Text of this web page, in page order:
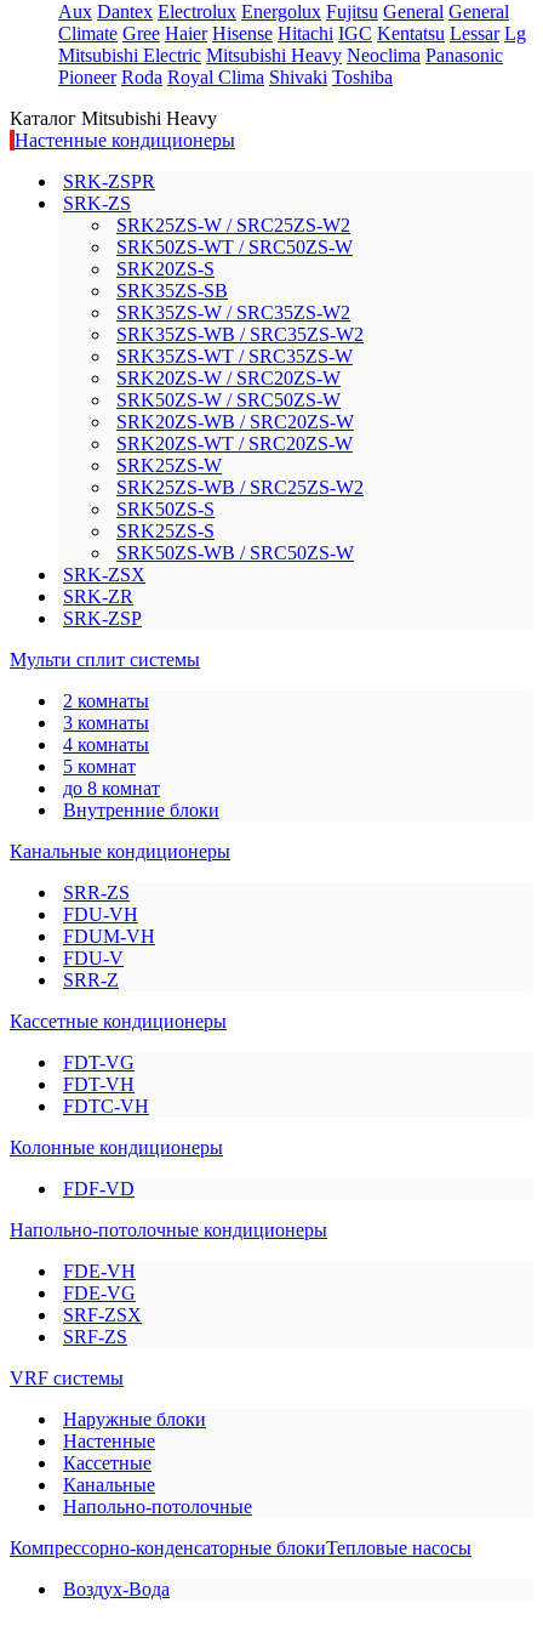
Aux Dantex Electrolux Energolux Fujitsu General General
Climate Gree Haier Hisense Hitachi IGC Kentatsu Lessar Lg
Mitsubishi Electric Mitsubishi Heavy Neoclima Panasonic
Pioneer Roda Royal Clima Shivaki Toshiba
Каталог Mitsubishi Heavy
Настенные кондиционеры
SRK-ZSPR
SRK-ZS
SRK25ZS-W / SRC25ZS-W2
SRK50ZS-WT / SRC50ZS-W
SRK20ZS-S
SRK35ZS-SB
SRK35ZS-W / SRC35ZS-W2
SRK35ZS-WB / SRC35ZS-W2
SRK35ZS-WT / SRC35ZS-W
SRK20ZS-W / SRC20ZS-W
SRK50ZS-W / SRC50ZS-W
SRK20ZS-WB / SRC20ZS-W
SRK20ZS-WT / SRC20ZS-W
SRK25ZS-W
SRK25ZS-WB / SRC25ZS-W2
SRK50ZS-S
SRK25ZS-S
SRK50ZS-WB / SRC50ZS-W
SRK-ZSX
SRK-ZR
SRK-ZSP
Мульти сплит системы
2 комнаты
3 комнаты
4 комнаты
5 комнат
до 8 комнат
Внутренние блоки
Канальные кондиционеры
SRR-ZS
FDU-VH
FDUM-VH
FDU-V
SRR-Z
Кассетные кондиционеры
FDT-VG
FDT-VH
FDTC-VH
Колонные кондиционеры
FDF-VD
Напольно-потолочные кондиционеры
FDE-VH
FDE-VG
SRF-ZSX
SRF-ZS
VRF системы
Наружные блоки
Настенные
Кассетные
Канальные
Напольно-потолочные
Компрессорно-конденсаторные блокиТепловые насосы
Воздух-Вода